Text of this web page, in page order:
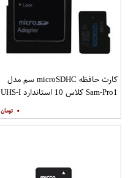
کارت حافظه microSDHC سم مدل
Sam-Pro1 کلاس 10 استاندارد UHS-I
گیگابایت به همراه آداپتور SD
۰